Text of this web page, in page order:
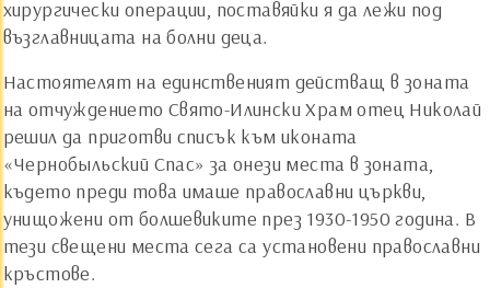
хирургически операции, поставяйки я да лежи под
възглавницата на болни деца.
Настоятелят на единственият действащ в зоната
на отчуждението Свято-Илински Храм отец Николай
решил да приготви списък към иконата
«Чернобыльский Спас» за онези места в зоната,
където преди това имаше православни църкви,
унищожени от болшевиките през 1930-1950 година. В
тези свещени места сега са установени православни
кръстове.